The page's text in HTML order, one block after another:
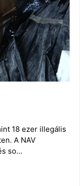
18 ezer illegális
A NAV
so…